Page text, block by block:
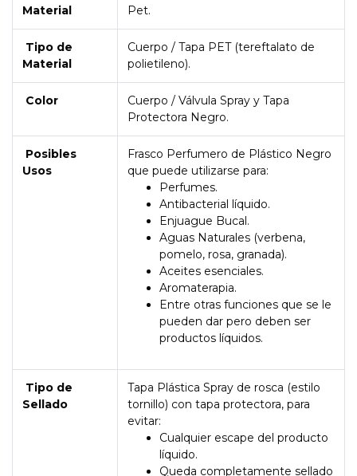
Material Pet.
Tipo de
Material
Cuerpo / Tapa PET (tereftalato de
polietileno).
Color
Cuerpo / Válvula Spray y Tapa
Protectora Negro.
Posibles
Usos
Frasco Perfumero de Plástico Negro
que puede utilizarse para:
Perfumes.
Antibacterial líquido.
Enjuague Bucal.
Aguas Naturales (verbena,
pomelo, rosa, granada).
Aceites esenciales.
Aromaterapia.
Entre otras funciones que se le
pueden dar pero deben ser
productos líquidos.
Tipo de
Sellado
Tapa Plástica Spray de rosca (estilo
tornillo) con tapa protectora, para
evitar:
Cualquier escape del producto
líquido.
Queda completamente sellado